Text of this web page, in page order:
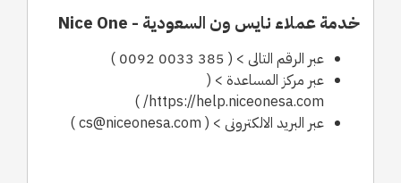
خدمة عملاء نايس ون السعودية - Nice One
عبر الرقم التالى > ( 385 0033 0092 )
عبر مركز المساعدة > (
https://help.niceonesa.com/ )
عبر البريد الالكترونى > ( cs@niceonesa.com )